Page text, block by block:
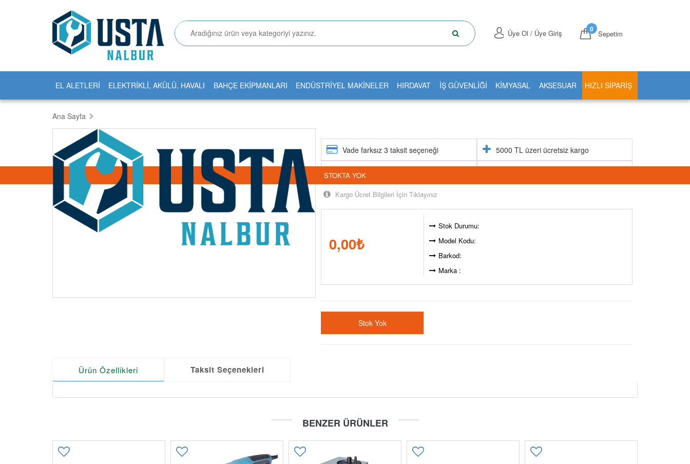
Sepetim
0
Üye Ol / Üye Giriş
EL ALETLERİ ELEKTRİKLİ, AKÜLÜ, HAVALI BAHÇE EKİPMANLARI ENDÜSTRİYEL MAKİNELER HIRDAVAT İŞ GÜVENLİĞİ KİMYASAL AKSESUAR HIZLI SIPARIŞ
Ana Sayfa
Vade farksız 3 taksit seçeneği 5000 TL üzeri ücretsiz kargo
24 saatte kargoda
Kargo Ücret Bilgileri İçin Tıklayınız
0,00₺
Stok Durumu:
STOKTA YOK
Model Kodu:
Barkod:
Marka :
Stok Yok
Ürün Özellikleri Taksit Seçenekleri
BENZER ÜRÜNLER